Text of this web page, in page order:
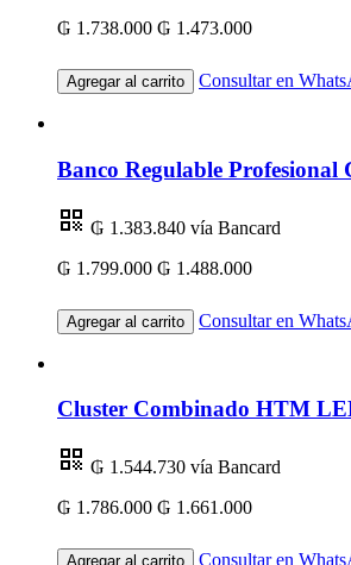
₲ 1.738.000 ₲ 1.473.000
Agregar al carrito Consultar en
Banco Regulable
₲ 1.383.840 vía Bancard
₲ 1.799.000 ₲ 1.488.000
Agregar al carrito Consultar en
Cluster Combinado HTM
₲ 1.544.730 vía Bancard
₲ 1.786.000 ₲ 1.661.000
Agregar al carrito Consultar en